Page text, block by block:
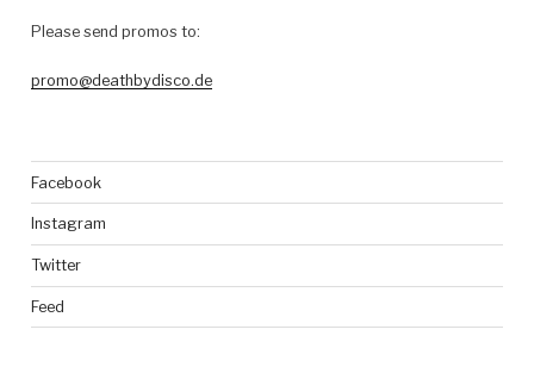
Please send promos to:
promo@deathbydisco.de
Facebook
Instagram
Twitter
Feed